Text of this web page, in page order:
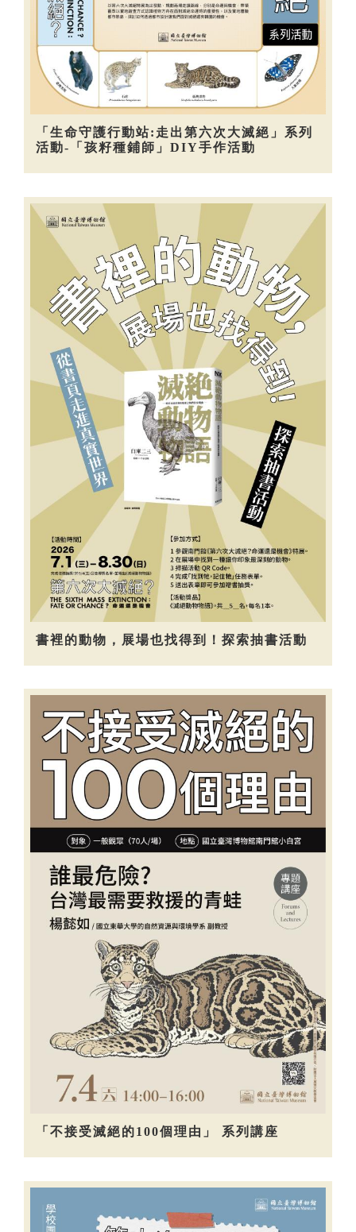
「生命守護行動站:走出第六次大滅絕」系列
活動-「孩籽種鋪師」DIY手作活動
書裡的動物，展場也找得到！探索抽書活動
「不接受滅絕的100個理由」 系列講座